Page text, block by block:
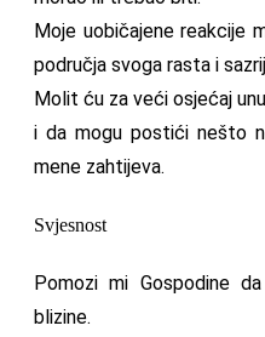
Moje uobičajene reakcije
područja svoga rasta i
Molit ću za veći osjećaj
i da mogu postići nešto
mene zahtijeva.
Svjesnost
Pomozi mi Gospodine
blizine.